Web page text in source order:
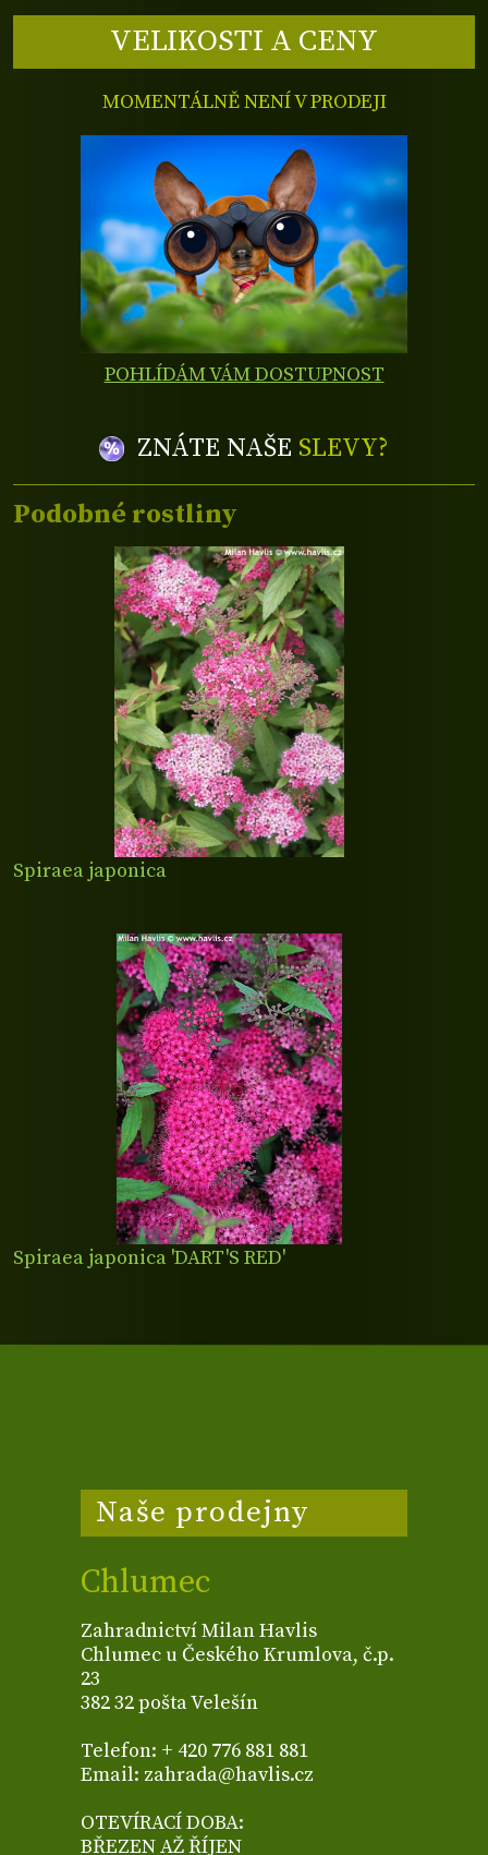
VELIKOSTI A CENY
MOMENTÁLNĚ NENÍ V PRODEJI
POHLÍDÁM VÁM DOSTUPNOST
ZNÁTE NAŠE SLEVY?
Podobné rostliny
Spiraea japonica
Spiraea japonica 'DART'S RED'
Naše prodejny
Chlumec
Zahradnictví Milan Havlis
Chlumec u Českého Krumlova, č.p.
23
382 32 pošta Velešín
Telefon: + 420 776 881 881
Email: zahrada@havlis.cz
OTEVÍRACÍ DOBA:
BŘEZEN AŽ ŘÍJEN